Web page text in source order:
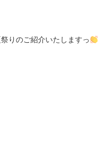
祭りのご紹介いたしますっ